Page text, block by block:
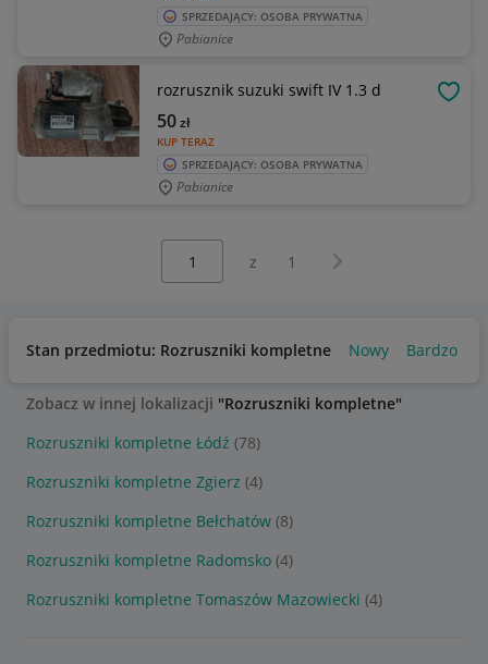
SPRZEDAJĄCY: OSOBA PRYWATNA
Pabianice
rozrusznik suzuki swift IV 1.3 d
KUP TERAZ
50zł
SPRZEDAJĄCY: OSOBA PRYWATNA
Pabianice
z 1 Następna strona
Stan przedmiotu: Rozruszniki kompletne Nowy Bardzo
Zobacz w innej lokalizacji "Rozruszniki kompletne"
Rozruszniki kompletne Łódź (78)
Rozruszniki kompletne Zgierz (4)
Rozruszniki kompletne Bełchatów (8)
Rozruszniki kompletne Radomsko (4)
Rozruszniki kompletne Tomaszów Mazowiecki (4)